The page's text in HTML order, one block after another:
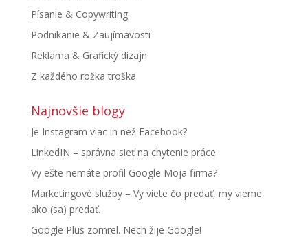
Písanie & Copywriting
Podnikanie & Zaujímavosti
Reklama & Grafický dizajn
Z každého rožka troška
Najnovšie blogy
Je Instagram viac in než Facebook?
LinkedIN – správna sieť na chytenie práce
Vy ešte nemáte profil Google Moja firma?
Marketingové služby – Vy viete čo predať, my vieme
ako (sa) predať.
Google Plus zomrel. Nech žije Google!